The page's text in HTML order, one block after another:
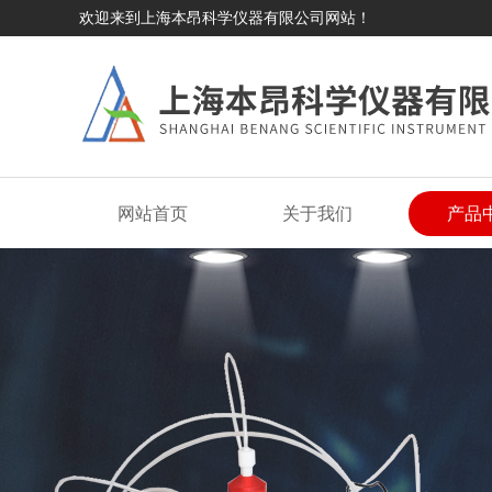
欢迎来到上海本昂科学仪器有限公司网站！
网站首页 关于我们 产品